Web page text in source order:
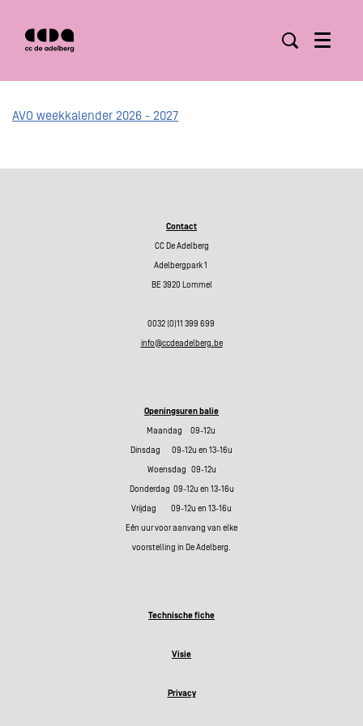
Menu
AVO weekkalender 2026 - 2027
Contact
CC De Adelberg
Adelbergpark 1
BE 3920 Lommel
0032 (0)11 399 699
info@ccdeadelberg.be
Openingsuren balie
Maandag 09-12u
Dinsdag 09-12u en 13-16u
Woensdag 09-12u
Donderdag 09-12u en 13-16u
Vrijdag 09-12u en 13-16u
Eén uur voor aanvang van elke
voorstelling in De Adelberg.
Technische fiche
Visie
Privacy